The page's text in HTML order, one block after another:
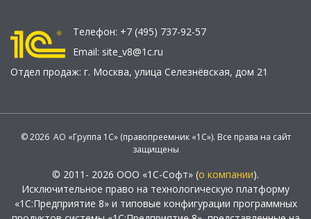
Телефон: +7 (495) 737-92-57
Email: site_v8@1c.ru
Отдел продаж: г. Москва, улица Селезнёвская, дом 21
© 2026 АО «Группа 1С» (правопреемник «1С»). Все права на сайт
защищены
© 2011- 2026 ООО «1С-Софт» (о компании).
Исключительное право на технологическую платформу
«1С:Предприятие 8» и типовые конфигурации программных